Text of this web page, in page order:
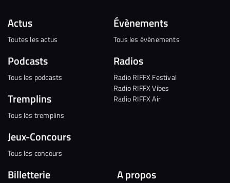
Actus
Toutes les actus
Podcasts
Tous les podcasts
Tremplins
Tous les tremplins
Jeux-Concours
Tous les concours
Évènements
Tous les évènements
Radios
Radio RIFFX Festival
Radio RIFFX Vibes
Radio RIFFX Air
Billetterie A propos